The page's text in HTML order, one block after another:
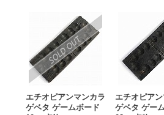
エチオピアンマンカラ
ゲベタ ゲームボード
エチオピア
ゲベタ ゲー